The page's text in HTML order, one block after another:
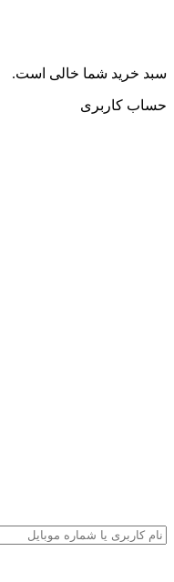
سبد خرید شما خالی است.
حساب کاربری